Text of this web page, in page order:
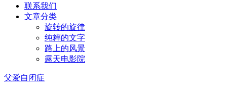
联系我们
文章分类
旋转的旋律
纯粹的文字
路上的风景
露天电影院
父爱自闭症